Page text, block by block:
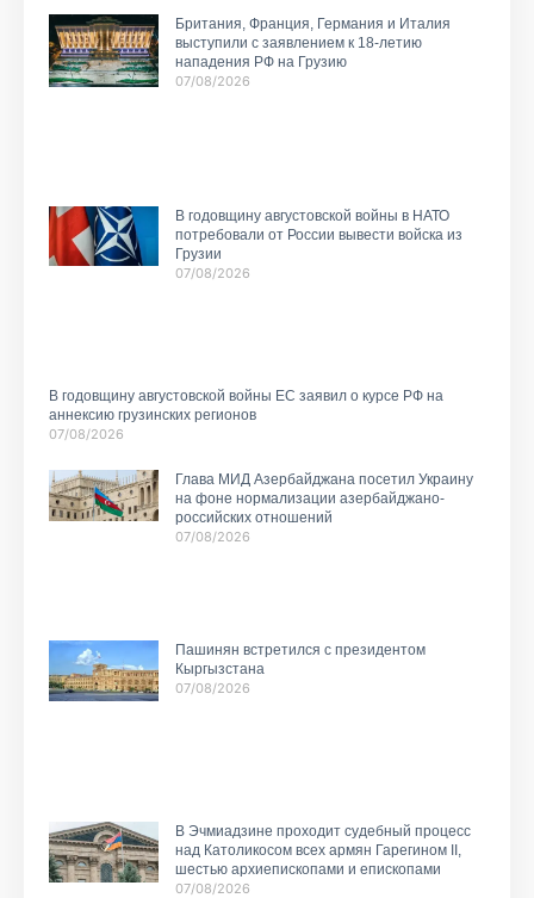
Британия, Франция, Германия и Италия
выступили с заявлением к 18-летию
нападения РФ на Грузию
07/08/2026
В годовщину августовской войны в НАТО
потребовали от России вывести войска из
Грузии
07/08/2026
В годовщину августовской войны ЕС заявил о курсе РФ на
аннексию грузинских регионов
07/08/2026
Глава МИД Азербайджана посетил Украину
на фоне нормализации азербайджано-
российских отношений
07/08/2026
Пашинян встретился с президентом
Кыргызстана
07/08/2026
В Эчмиадзине проходит судебный процесс
над Католикосом всех армян Гарегином II,
шестью архиепископами и епископами
07/08/2026